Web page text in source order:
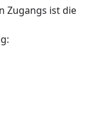
Zugangs ist die